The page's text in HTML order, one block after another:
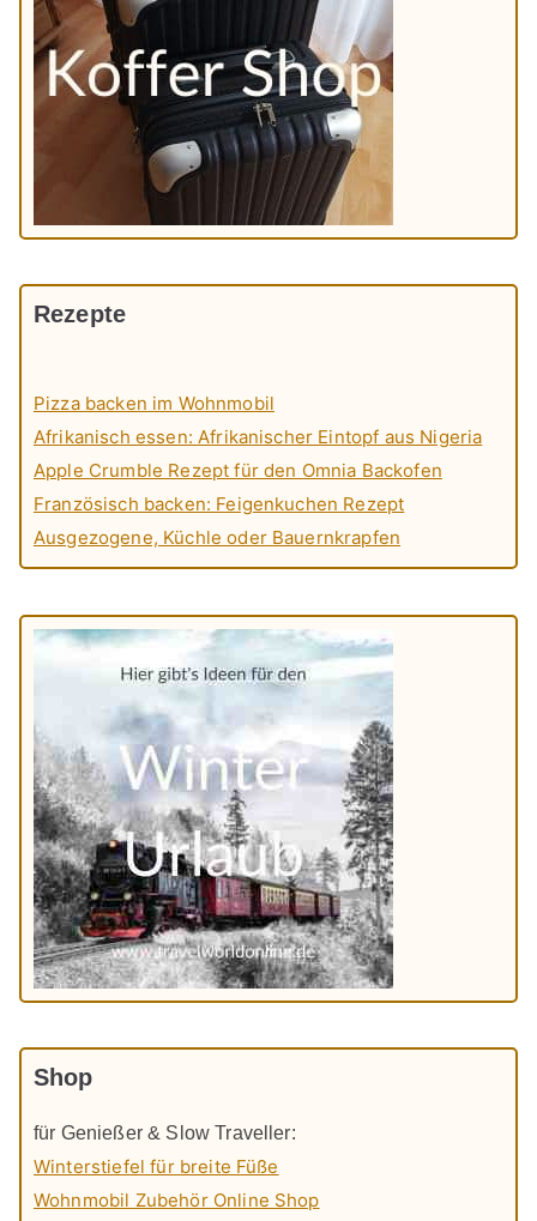
Rezepte
Pizza backen im Wohnmobil
Afrikanisch essen: Afrikanischer Eintopf aus Nigeria
Apple Crumble Rezept für den Omnia Backofen
Französisch backen: Feigenkuchen Rezept
Ausgezogene, Küchle oder Bauernkrapfen
Shop
für Genießer & Slow Traveller:
Winterstiefel für breite Füße
Wohnmobil Zubehör Online Shop